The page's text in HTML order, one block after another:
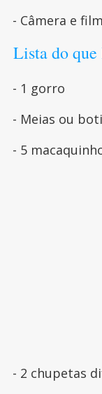
- Câmera e
Lista do que
- 1 gorro
- Meias ou
- 5
- 2 chupetas